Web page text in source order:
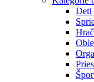
Deti